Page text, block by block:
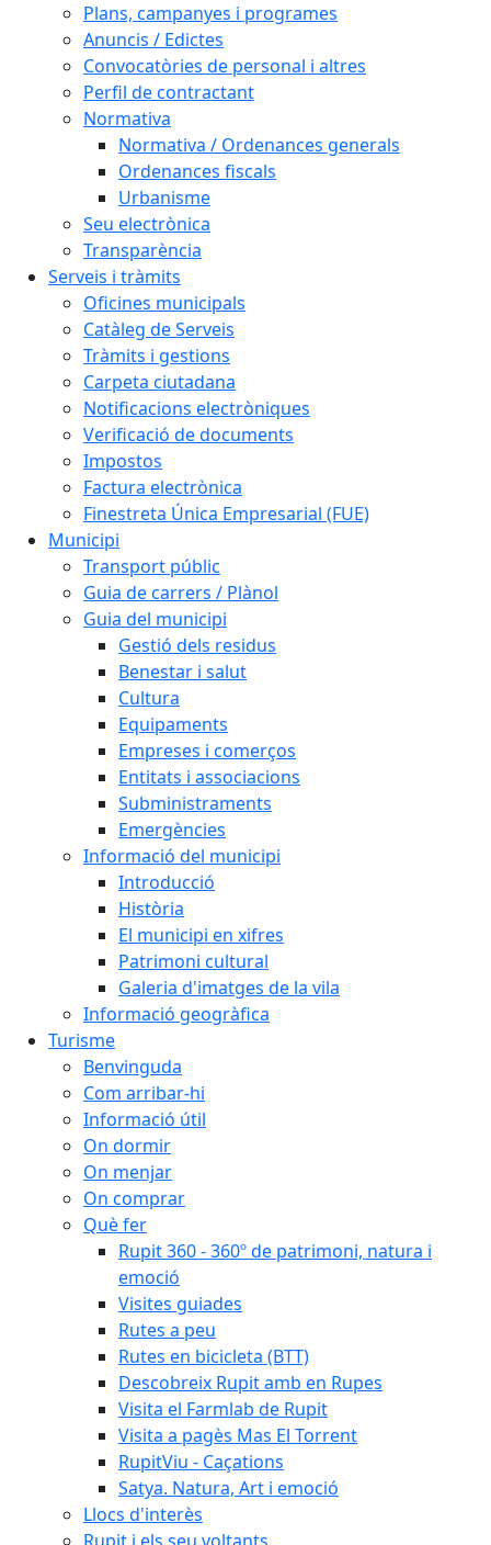
Plans, campanyes i programes
Anuncis / Edictes
Convocatòries de personal i altres
Perfil de contractant
Normativa
Normativa / Ordenances generals
Ordenances fiscals
Urbanisme
Seu electrònica
Transparència
Serveis i tràmits
Oficines municipals
Catàleg de Serveis
Tràmits i gestions
Carpeta ciutadana
Notificacions electròniques
Verificació de documents
Impostos
Factura electrònica
Finestreta Única Empresarial (FUE)
Municipi
Transport públic
Guia de carrers / Plànol
Guia del municipi
Gestió dels residus
Benestar i salut
Cultura
Equipaments
Empreses i comerços
Entitats i associacions
Subministraments
Emergències
Informació del municipi
Introducció
Història
El municipi en xifres
Patrimoni cultural
Galeria d'imatges de la vila
Informació geogràfica
Turisme
Benvinguda
Com arribar-hi
Informació útil
On dormir
On menjar
On comprar
Què fer
Rupit 360 - 360º de patrimoni, natura i
emoció
Visites guiades
Rutes a peu
Rutes en bicicleta (BTT)
Descobreix Rupit amb en Rupes
Visita el Farmlab de Rupit
Visita a pagès Mas El Torrent
RupitViu - Caçations
Satya. Natura, Art i emoció
Llocs d'interès